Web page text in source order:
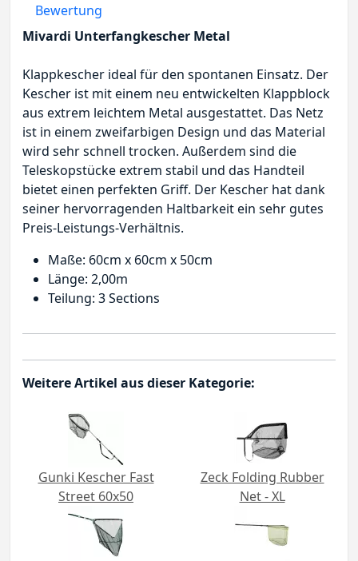
Bewertung
Mivardi Unterfangkescher Metal
Klappkescher ideal für den spontanen Einsatz. Der
Kescher ist mit einem neu entwickelten Klappblock
aus extrem leichtem Metal ausgestattet. Das Netz
ist in einem zweifarbigen Design und das Material
wird sehr schnell trocken. Außerdem sind die
Teleskopstücke extrem stabil und das Handteil
bietet einen perfekten Griff. Der Kescher hat dank
seiner hervorragenden Haltbarkeit ein sehr gutes
Preis-Leistungs-Verhältnis.
Maße: 60cm x 60cm x 50cm
Länge: 2,00m
Teilung: 3 Sections
Weitere Artikel aus dieser Kategorie:
Gunki Kescher Fast
Street 60x50
Zeck Folding Rubber
Net - XL